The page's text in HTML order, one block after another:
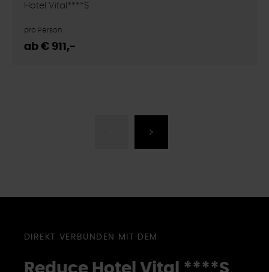
Hotel Vital****S
pro Person
ab € 911,-
DIREKT VERBUNDEN MIT DEM